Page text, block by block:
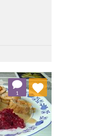
1
ulubionych
Wybierz listę: